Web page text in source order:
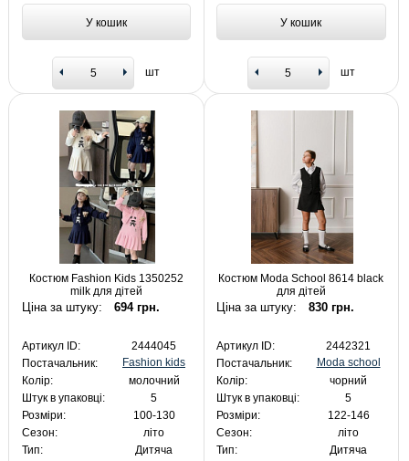
У кошик
шт
У кошик
шт
Костюм Fashion Kids 1350252
milk для дітей
Ціна за штуку: 694 грн.
Артикул ID:
2444045
Постачальник:
Fashion kids
Колір:
молочний
Штук в упаковці:
5
Розміри:
100-130
Сезон:
літо
Тип:
Дитяча
Костюм Moda School 8614 black
для дітей
Ціна за штуку: 830 грн.
Артикул ID:
2442321
Постачальник:
Moda school
Колір:
чорний
Штук в упаковці:
5
Розміри:
122-146
Сезон:
літо
Тип:
Дитяча